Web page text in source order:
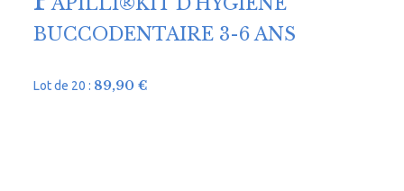
BUCCODENTAIRE 3-6 ANS
Lot de 20 : 89,90€